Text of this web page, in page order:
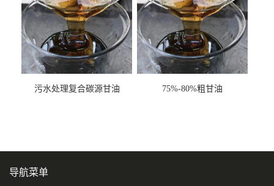
污水处理复合碳源甘油
75%-80%粗甘油
导航菜单